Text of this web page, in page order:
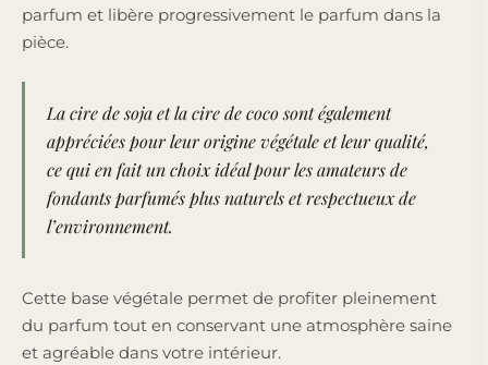
parfum et libère progressivement le parfum dans la
pièce.
La cire de soja et la cire de coco sont également
appréciées pour leur origine végétale et leur qualité,
ce qui en fait un choix idéal pour les amateurs de
fondants parfumés plus naturels et respectueux de
l’environnement.
Cette base végétale permet de profiter pleinement
du parfum tout en conservant une atmosphère saine
et agréable dans votre intérieur.